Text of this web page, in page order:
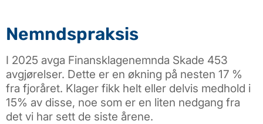
Nemndspraksis
I 2025 avga Finansklagenemnda Skade 453
avgjørelser. Dette er en økning på nesten 17 %
fra fjoråret. Klager fikk helt eller delvis medhold i
15% av disse, noe som er en liten nedgang fra
det vi har sett de siste årene.